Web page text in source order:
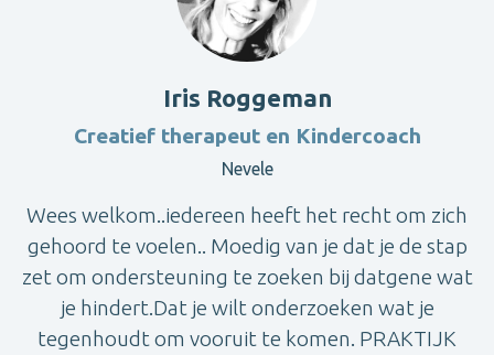
Iris Roggeman
Creatief therapeut en Kindercoach
Nevele
Wees welkom..iedereen heeft het recht om zich
gehoord te voelen.. Moedig van je dat je de stap
zet om ondersteuning te zoeken bij datgene wat
je hindert.Dat je wilt onderzoeken wat je
tegenhoudt om vooruit te komen. PRAKTIJK